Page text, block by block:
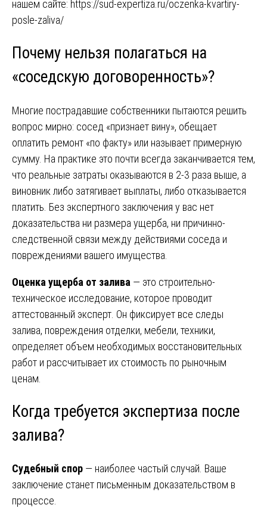
нашем сайте: https://sud-expertiza.ru/oczenka-kvartiry-
posle-zaliva/
Почему нельзя полагаться на
«соседскую договоренность»?
Многие пострадавшие собственники пытаются решить
вопрос мирно: сосед «признает вину», обещает
оплатить ремонт «по факту» или называет примерную
сумму. На практике это почти всегда заканчивается тем,
что реальные затраты оказываются в 2-3 раза выше, а
виновник либо затягивает выплаты, либо отказывается
платить. Без экспертного заключения у вас нет
доказательства ни размера ущерба, ни причинно-
следственной связи между действиями соседа и
повреждениями вашего имущества.
Оценка ущерба от залива — это строительно-
техническое исследование, которое проводит
аттестованный эксперт. Он фиксирует все следы
залива, повреждения отделки, мебели, техники,
определяет объем необходимых восстановительных
работ и рассчитывает их стоимость по рыночным
ценам.
Когда требуется экспертиза после
залива?
Судебный спор — наиболее частый случай. Ваше
заключение станет письменным доказательством в
процессе.